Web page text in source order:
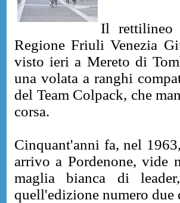
Il rettilineo
Regione Friuli Venezia
visto ieri a Mereto di
una volata a ranghi
del Team Colpack, che
corsa.
Cinquant'anni fa, nel
arrivo a Pordenone, vide
maglia bianca di
quell'edizione numero due